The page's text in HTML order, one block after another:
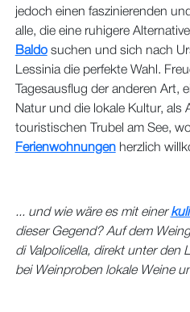
jedoch einen faszinierenden
alle, die eine ruhigere
Baldosuchen und sich nach
Lessinia die perfekte Wahl.
Tagesausflug der anderen Art,
Natur und die lokale Kultur, als
touristischen Trubel am See,
Ferienwohnungenherzlich
... und wie wäre es mit einer
dieser Gegend? Auf dem
di Valpolicella, direkt unter den
bei Weinproben lokale Weine